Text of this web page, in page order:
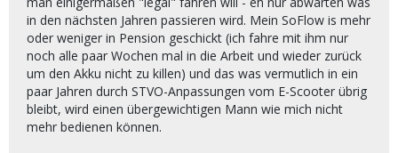
in den nächsten Jahren passieren wird. Mein SoFlow is mehr
oder weniger in Pension geschickt (ich fahre mit ihm nur
noch alle paar Wochen mal in die Arbeit und wieder zurück
um den Akku nicht zu killen) und das was vermutlich in ein
paar Jahren durch STVO-Anpassungen vom E-Scooter übrig
bleibt, wird einen übergewichtigen Mann wie mich nicht
mehr bedienen können.